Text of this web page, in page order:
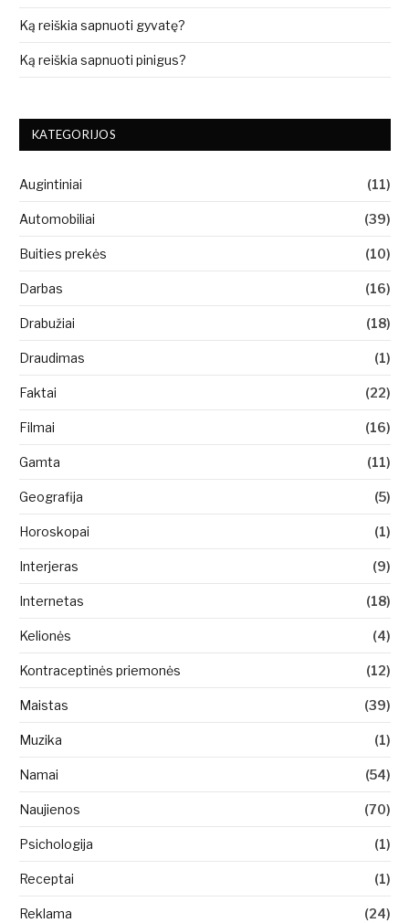
Ką reiškia sapnuoti gyvatę?
Ką reiškia sapnuoti pinigus?
KATEGORIJOS
Augintiniai (11)
Automobiliai (39)
Buities prekės (10)
Darbas (16)
Drabužiai (18)
Draudimas (1)
Faktai (22)
Filmai (16)
Gamta (11)
Geografija (5)
Horoskopai (1)
Interjeras (9)
Internetas (18)
Kelionės (4)
Kontraceptinės priemonės (12)
Maistas (39)
Muzika (1)
Namai (54)
Naujienos (70)
Psichologija (1)
Receptai (1)
Reklama (24)